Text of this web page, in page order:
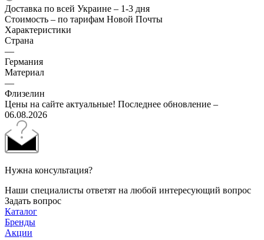
Доставка по всей Украине – 1-3 дня
Стоимость – по тарифам Новой Почты
Характеристики
Страна
—
Германия
Материал
—
Флизелин
Цены на сайте актуальные! Последнее обновление –
06.08.2026
Нужна консультация?
Наши специалисты ответят на любой интересующий вопрос
Задать вопрос
Каталог
Бренды
Акции